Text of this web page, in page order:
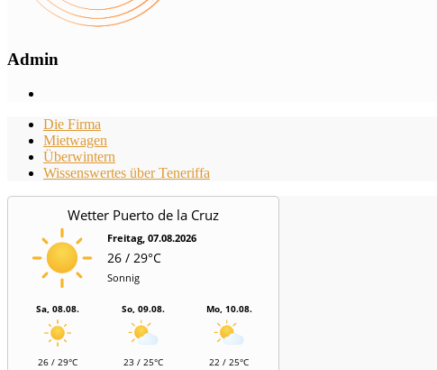
Admin
Die Firma
Mietwagen
Überwintern
Wissenswertes über Teneriffa
Wetter Puerto de la Cruz
Freitag, 07.08.2026
26 / 29°C
Sonnig
Sa, 08.08.
26 / 29°C
So, 09.08.
23 / 25°C
Mo, 10.08.
22 / 25°C